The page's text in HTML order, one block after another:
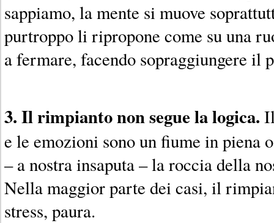
sappiamo, la mente si muove
purtroppo li ripropone come su una
a fermare, facendo sopraggiungere il
3. Il rimpianto non segue la logica.
e le emozioni sono un fiume in piena
– a nostra insaputa – la roccia della
Nella maggior parte dei casi, il
stress, paura.